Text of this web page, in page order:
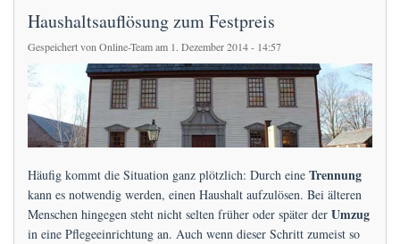
Haushaltsauflösung zum Festpreis
Gespeichert vonOnline-Teamam 1. Dezember 2014 - 14:57
Häufig kommt die Situation ganz plötzlich: Durch eine Trennung
kann es notwendig werden, einen Haushalt aufzulösen. Bei älteren
Menschen hingegen steht nicht selten früher oder später der Umzug
in eine Pflegeeinrichtung an. Auch wenn dieser Schritt zumeist so